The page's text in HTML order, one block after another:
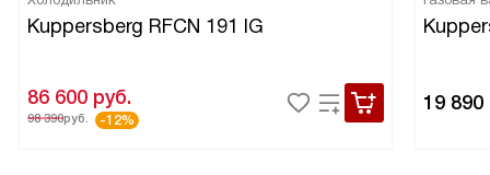
Kuppersberg RFCN 191 IG
86 600 руб.
98 390руб. -12%
19 890